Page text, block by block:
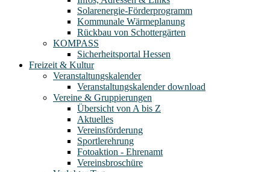
Solarenergie-Förderprogramm
Kommunale Wärmeplanung
Rückbau von Schottergärten
KOMPASS
Sicherheitsportal Hessen
Freizeit & Kultur
Veranstaltungskalender
Veranstaltungskalender download
Vereine & Gruppierungen
Übersicht von A bis Z
Aktuelles
Vereinsförderung
Sportlerehrung
Fotoaktion - Ehrenamt
Vereinsbroschüre